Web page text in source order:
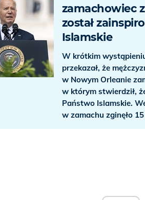
zamachowiec
został
Islamskie
W krótkim
przekazał, że
w Nowym Orleanie
w którym stwierdził,
Państwo Islamskie.
w zamachu zginęło